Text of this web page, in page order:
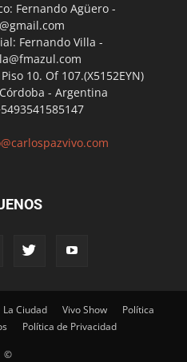
Fernando Agüero -
Fernando Villa -
10. Of 107.(X5152EYN)
- Argentina
La Ciudad Vivo Show
Política
Política de Privacidad
©